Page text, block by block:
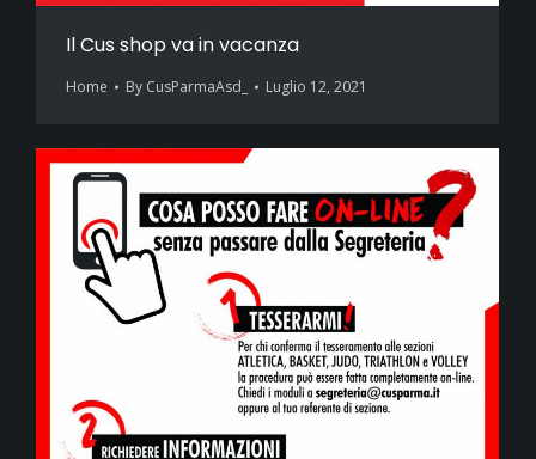
Il Cus shop va in vacanza
Home By CusParmaAsd_ Luglio 12, 2021